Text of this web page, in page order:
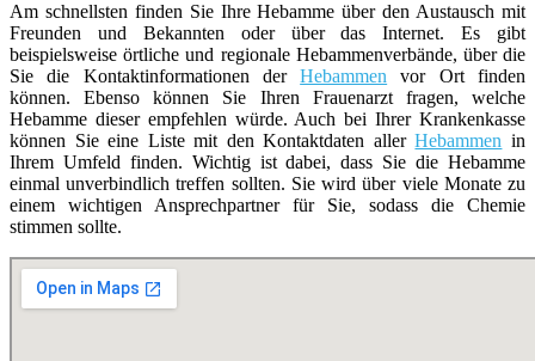
Am schnellsten finden Sie Ihre Hebamme über den Austausch mit
Freunden und Bekannten oder über das Internet. Es gibt
beispielsweise örtliche und regionale Hebammenverbände, über die
Sie die Kontaktinformationen derHebammen vor Ort finden
können. Ebenso können Sie Ihren Frauenarzt fragen, welche
Hebamme dieser empfehlen würde. Auch bei Ihrer Krankenkasse
können Sie eine Liste mit den Kontaktdaten allerHebammen in
Ihrem Umfeld finden. Wichtig ist dabei, dass Sie die Hebamme
einmal unverbindlich treffen sollten. Sie wird über viele Monate zu
einem wichtigen Ansprechpartner für Sie, sodass die Chemie
stimmen sollte.